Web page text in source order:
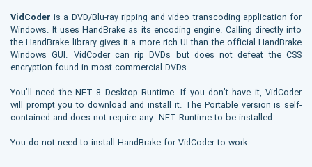
VidCoderis a DVD/Blu-ray ripping and video transcoding application for
Windows. It uses HandBrake as its encoding engine. Calling directly into
the HandBrake library gives it a more rich UI than the official HandBrake
Windows GUI. VidCoder can rip DVDs but does not defeat the CSS
encryption found in most commercial DVDs.
You’ll need the NET 8 Desktop Runtime. If you don’t have it, VidCoder
will prompt you to download and install it. The Portable version is self-
contained and does not require any .NET Runtime to be installed.
You do not need to install HandBrake for VidCoder to work.